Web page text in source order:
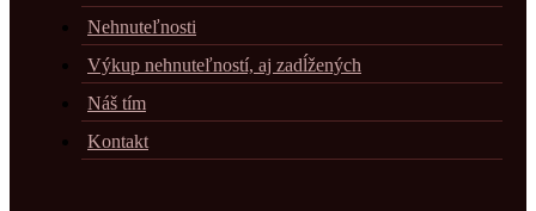
Nehnuteľnosti
Výkup nehnuteľností, aj zadĺžených
Náš tím
Kontakt